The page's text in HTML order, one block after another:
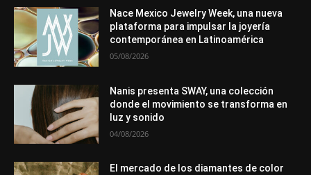
Mundo Técnico
Novedades Opiniones
Perspectiva
Premios
Secciones Sin categoría
Sucesos
Más
Nace Mexico Jewelry Week, una nueva
plataforma para impulsar la joyería
contemporánea en Latinoamérica
05/08/2026
Nanis presenta SWAY, una colección
donde el movimiento se transforma en
luz y sonido
04/08/2026
El mercado de los diamantes de color